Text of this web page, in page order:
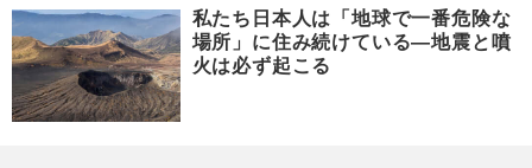
私たち日本人は「地球で一番危険な
場所」に住み続けている―地震と噴
火は必ず起こる